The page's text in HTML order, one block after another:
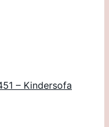
– Kindersofa